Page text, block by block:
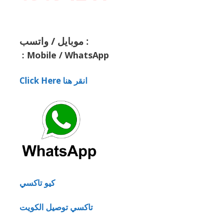
موبايل / واتسب :
: Mobile / WhatsApp
Click Here انقر هنا
كيو تاكسي
تاكسي توصيل الكويت